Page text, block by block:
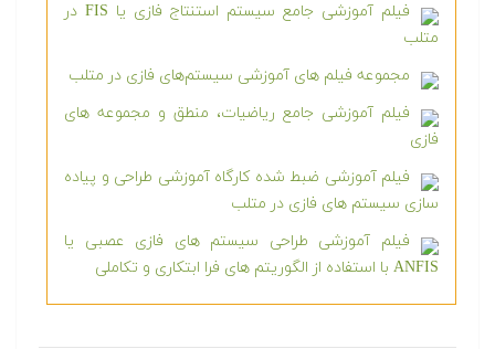
فیلم آموزشی جامع سیستم استنتاج فازی یا FIS در
متلب
مجموعه فیلم های آموزشی سیستم‌های فازی در متلب
فیلم آموزشی جامع ریاضیات، منطق و مجموعه های
فازی
فیلم آموزشی ضبط شده کارگاه آموزشی طراحی و پیاده
سازی سیستم های فازی در متلب
فیلم آموزشی طراحی سیستم های فازی عصبی یا
ANFIS با استفاده از الگوریتم های فرا ابتکاری و تکاملی